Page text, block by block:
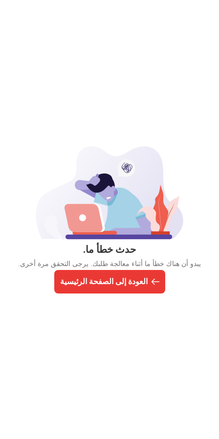
حدث خطأ ما.
يبدو أن هناك خطأ ما أثناء معالجة طلبك. يرجى التحقق مرة أخرى.
العودة إلى الصفحة الرئيسية